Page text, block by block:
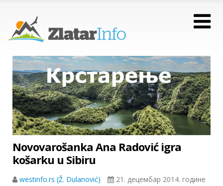
Novovarošanka Ana Radović igra
košarku u Sibiru
westinfo.rs (Ž. Dulanović)
21. децембар 2014. године